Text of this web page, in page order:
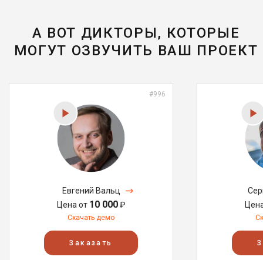
А ВОТ ДИКТОРЫ, КОТОРЫЕ
МОГУТ ОЗВУЧИТЬ ВАШ ПРОЕКТ
#996
Евгений Вальц
Цена от 10 000₽
Скачать демо
Заказать